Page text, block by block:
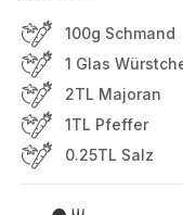
100g Schmand
1 Glas
2TL Majoran
1TL Pfeffer
0.25TL Salz